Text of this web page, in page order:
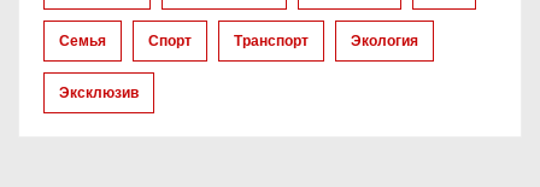
Семья Спорт Транспорт Экология
Эксклюзив